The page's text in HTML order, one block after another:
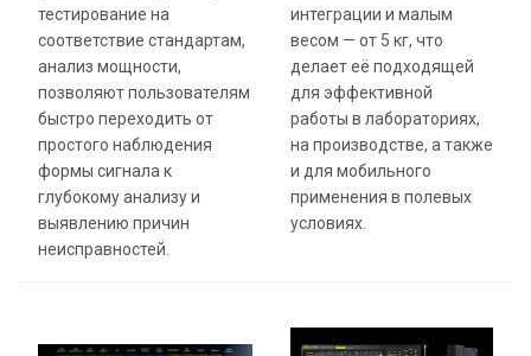
тестирование на
соответствие стандартам,
анализ мощности,
позволяют пользователям
быстро переходить от
простого наблюдения
формы сигнала к
глубокому анализу и
выявлению причин
неисправностей.
интеграции и малым
весом — от 5 кг, что
делает её подходящей
для эффективной
работы в лабораториях,
на производстве, а также
и для мобильного
применения в полевых
условиях.